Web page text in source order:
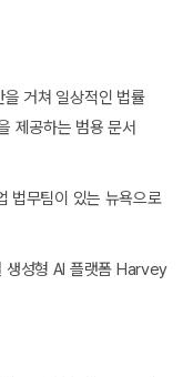
거쳐 일상적인 법률
제공하는 범용 문서
법무팀이 있는 뉴욕으로
성형 AI 플랫폼 Harvey